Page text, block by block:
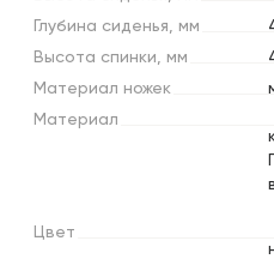
Глубина сиденья, мм
Высота спинки, мм
Материал ножек
Материал
Цвет